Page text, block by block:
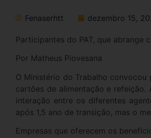
Fenaserhtt dezembro 15,
Participantes do PAT, que
Por Matheus Piovesana
O Ministério do Trabalho convocou
cartões de alimentação e
interação entre os diferentes
após 1,5 ano de transição, mas o
Empresas que oferecem os